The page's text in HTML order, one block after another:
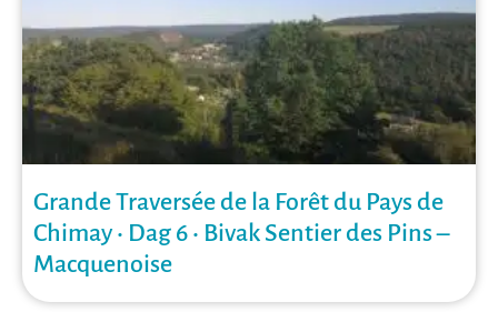
Grande Traversée de la Forêt du Pays de
Chimay • Dag 6 • Bivak Sentier des Pins –
Macquenoise